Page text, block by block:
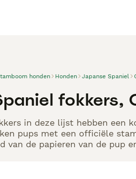
honden Honden Japanse Spaniel
fokkers,
in deze lijst hebben
pups met een officiële
van de papieren van de pup